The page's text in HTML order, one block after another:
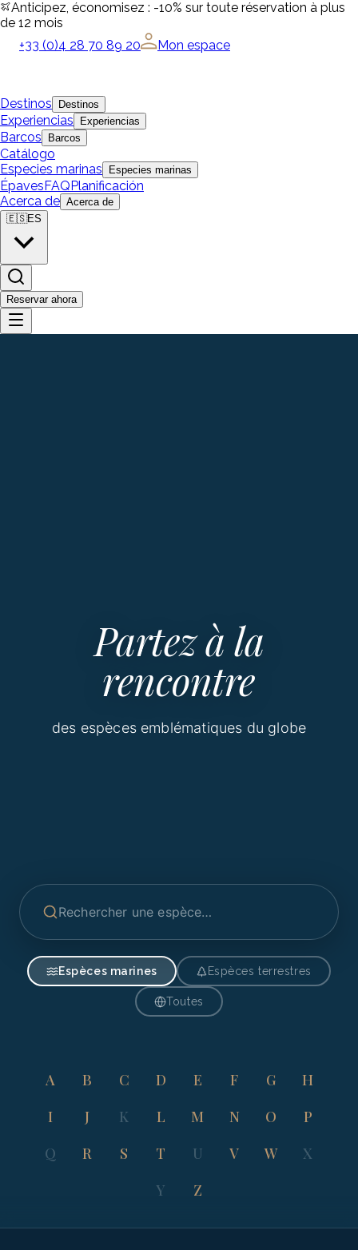
Anticipez, économisez : -10% sur toute réservation à plus
de 12 mois
+33 (0)4 28 70 89 20
Mon espace
Destinos Destinos
Experiencias Experiencias
Barcos Barcos
Catálogo
Especies marinas
Especies marinas
ÉpavesFAQPlanificación
Acerca de Acerca de
🇪🇸ES
Reservar ahora
Partez à la
rencontre
des espèces emblématiques du globe
Espèces marines Espèces terrestres
Toutes
A B C D E F G
H
I
J K L M N O
P
Q
R S T U V W
X
Y
Z